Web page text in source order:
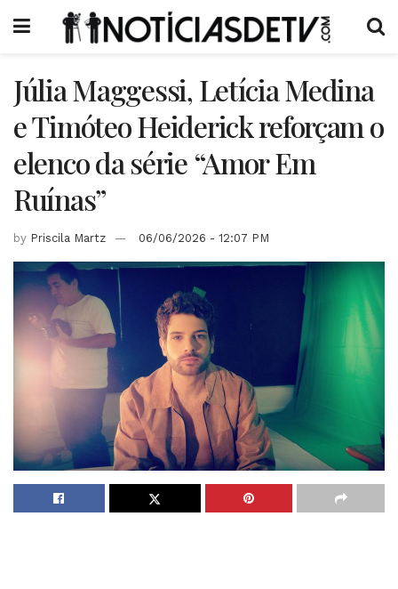
Júlia Maggessi, Letícia Medina
e Timóteo Heiderick reforçam o
elenco da série “Amor Em
Ruínas”
by Priscila Martz 06/06/2026 - 12:07 PM